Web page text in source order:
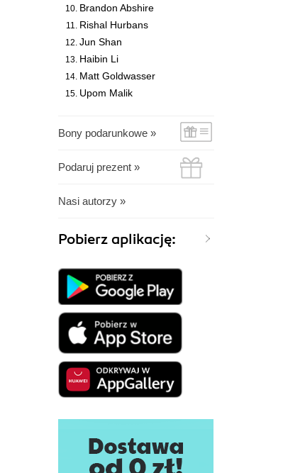
Brandon Abshire
Rishal Hurbans
Jun Shan
Haibin Li
Matt Goldwasser
Upom Malik
Bony podarunkowe »
Podaruj prezent »
Nasi autorzy »
Pobierz aplikację: